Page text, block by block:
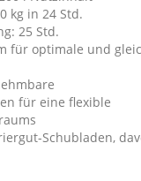
kg in 24 Std.
25 Std.
für optimale und
für eine flexible
Schubladen,